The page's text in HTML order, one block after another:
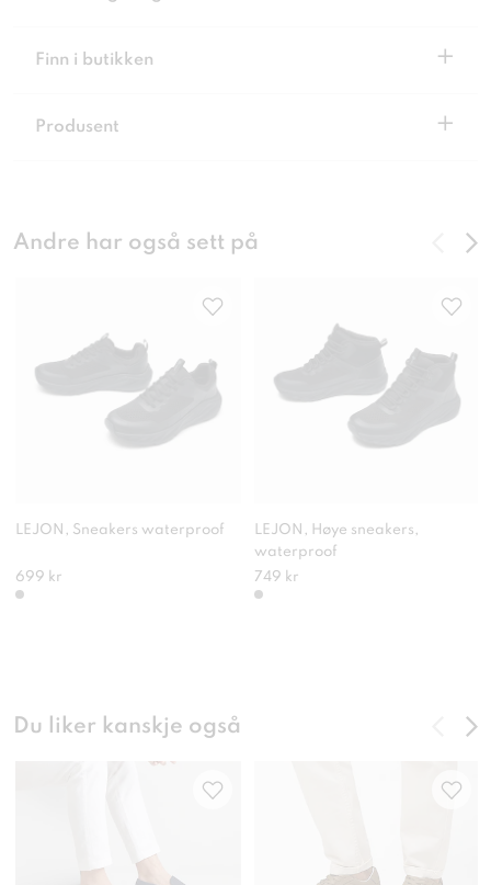
Finn i butikken +
Produsent +
Andre har også sett på
LEJON, Sneakers waterproof
699 kr
LEJON, Høye sneakers,
waterproof
749 kr
Du liker kanskje også